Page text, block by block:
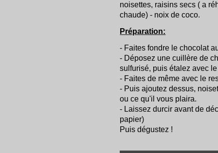
noisettes, raisins secs ( a
chaude) - noix de coco.
Préparation:
- Faites fondre le chocolat
- Déposez une cuillère de
sulfurisé, puis étalez avec
- Faites de même avec le
- Puis ajoutez dessus,
ou ce qu'il vous plaira.
- Laissez durcir avant de
papier)
Puis dégustez !